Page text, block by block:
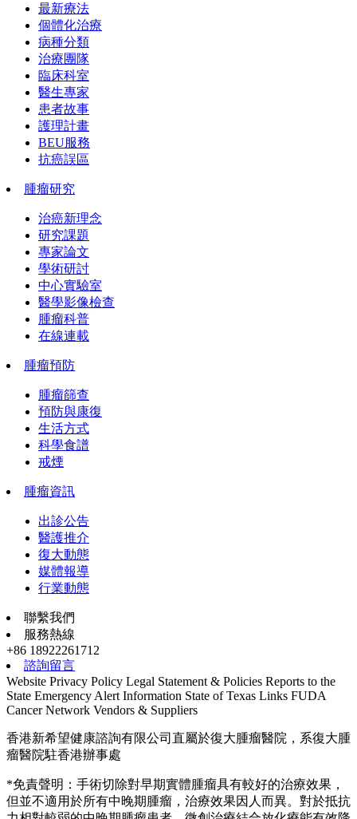
最新療法
個體化治療
病種分類
治療團隊
臨床科室
醫生專家
患者故事
護理計畫
BEU服務
抗癌誤區
腫瘤研究
治癌新理念
研究課題
專家論文
學術研討
中心實驗室
醫學影像檢查
腫瘤科普
在線連載
腫瘤預防
腫瘤篩查
預防與康復
生活方式
科學食譜
戒煙
腫瘤資訊
出診公告
醫護推介
復大動態
媒體報導
行業動態
聯繫我們
服務熱線
+86 18922261712
諮詢留言
Website Privacy Policy Legal Statement & Policies Reports to the
State Emergency Alert Information State of Texas Links FUDA
Cancer Network Vendors & Suppliers
香港新希望健康諮詢有限公司直屬於復大腫瘤醫院，系復大腫
瘤醫院駐香港辦事處
*免責聲明：手術切除對早期實體腫瘤具有較好的治療效果，
但並不適用於所有中晚期腫瘤，治療效果因人而異。對於抵抗